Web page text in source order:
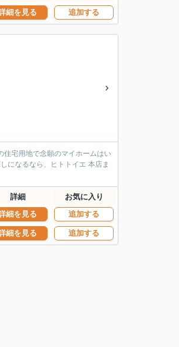
細を見る 追加する
住宅用地で念願のマイホームはい
になるなら、ヒトトイエ 本店ま
詳細 お気に入り
細を見る 追加する
細を見る 追加する